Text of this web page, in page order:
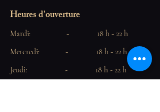
Heures d'ouverture
Mardi: - 18 h - 22 h
Mercredi: - 18 h - 22 h
Jeudi: - 18 h - 22 h